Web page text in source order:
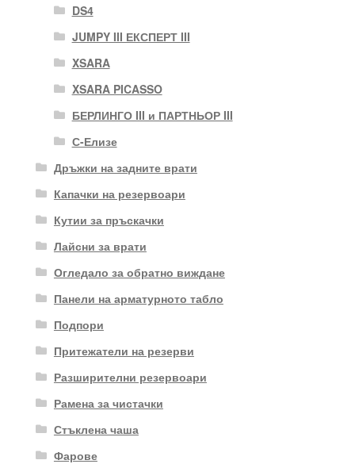
DS4
JUMPY III ЕКСПЕРТ III
XSARA
XSARA PICASSO
БЕРЛИНГО III и ПАРТНЬОР III
С-Елизе
Дръжки на задните врати
Капачки на резервоари
Кутии за пръскачки
Лайсни за врати
Огледало за обратно виждане
Панели на арматурното табло
Подпори
Притежатели на резерви
Разширителни резервоари
Рамена за чистачки
Стъклена чаша
Фарове